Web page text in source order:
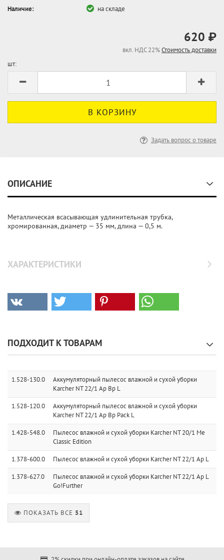
Наличие:
на складе
620 ₽
вкл. НДС 22%Стоимость доставки
шт:
Задать вопрос о товаре
ОПИСАНИЕ
Металлическая всасывающая удлинительная трубка,
хромированная, диаметр — 35 мм, длина — 0,5 м.
ХАРАКТЕРИСТИКИ
ПОДХОДИТ К ТОВАРАМ
1.528-130.0
Аккумуляторный пылесос влажной и сухой уборки
Karcher NT 22/1 Ap Bp L
1.528-120.0
Аккумуляторный пылесос влажной и сухой уборки
Karcher NT 22/1 Ap Bp Pack L
1.428-548.0
Пылесос влажной и сухой уборки Karcher NT 20/1 Me
Classic Edition
1.378-600.0 Пылесос влажной и сухой уборки Karcher NT 22/1 Ap L
1.378-627.0
Пылесос влажной и сухой уборки Karcher NT 22/1 Ap L
Go!Further
ПОКАЗАТЬ ВСЕ 51